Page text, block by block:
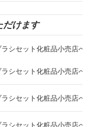
だけます